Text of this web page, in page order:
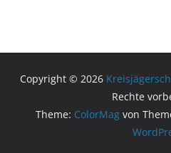
Copyright © 2026
Rechte
Theme: ColorMagvon